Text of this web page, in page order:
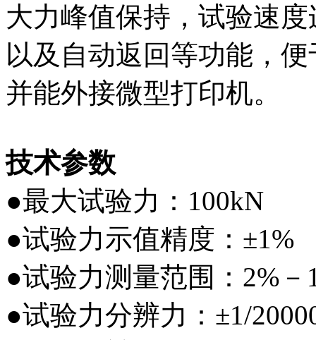
大力峰值保持，试验速
以及自动返回等功能，
并能外接微型打印机。
技术参数
●最大试验力：100kN
●试验力示值精度：±1%
●试验力测量范围：2%－
●试验力分辨力：±1/